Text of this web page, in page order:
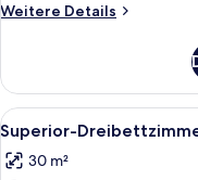
Weitere Details
Weitere
Alle
Fotos
für
1
Superior-
30 m²